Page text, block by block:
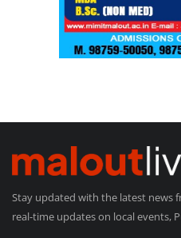
Stay updated with the latest news
real-time updates on local events,